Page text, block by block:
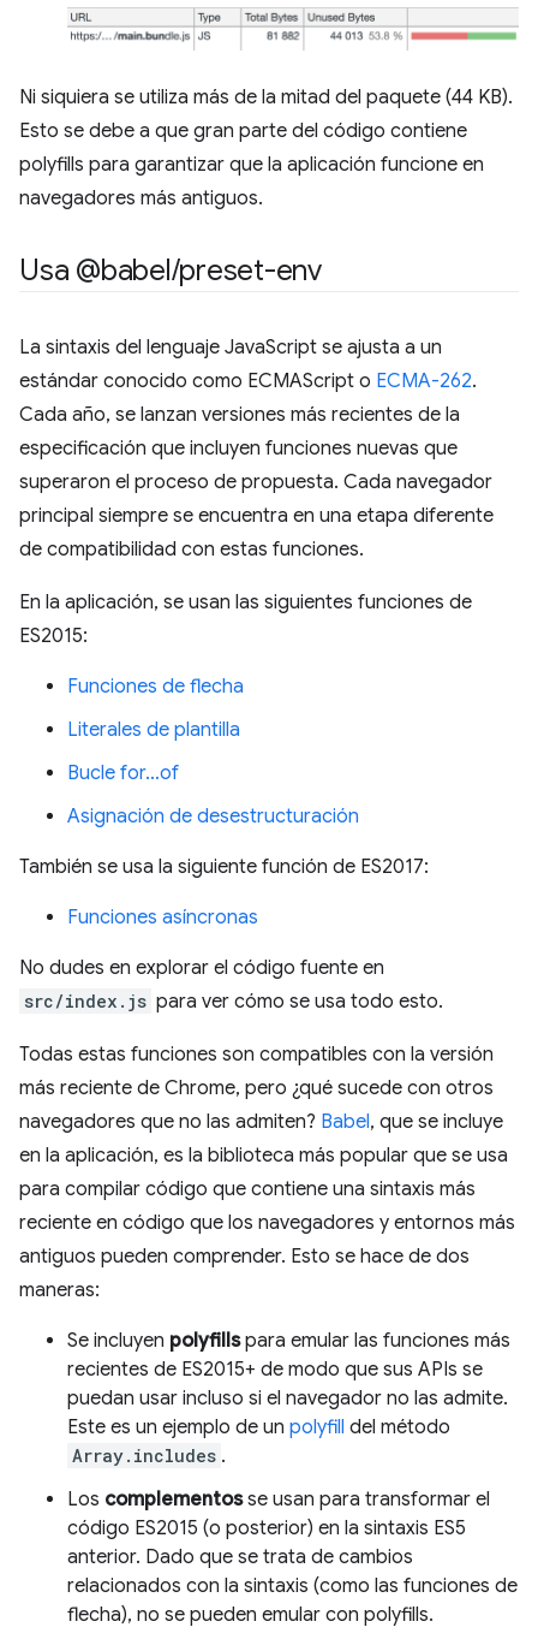
Ni siquiera se utiliza más de la mitad del paquete (44 KB).
Esto se debe a que gran parte del código contiene
polyfills para garantizar que la aplicación funcione en
navegadores más antiguos.
Usa @babel/preset-env
La sintaxis del lenguaje JavaScript se ajusta a un
estándar conocido como ECMAScript o ECMA-262.
Cada año, se lanzan versiones más recientes de la
especificación que incluyen funciones nuevas que
superaron el proceso de propuesta. Cada navegador
principal siempre se encuentra en una etapa diferente
de compatibilidad con estas funciones.
En la aplicación, se usan las siguientes funciones de
ES2015:
Funciones de flecha
Literales de plantilla
Bucle for…of
Asignación de desestructuración
También se usa la siguiente función de ES2017:
Funciones asíncronas
No dudes en explorar el código fuente en
src/index.js para ver cómo se usa todo esto.
Todas estas funciones son compatibles con la versión
más reciente de Chrome, pero ¿qué sucede con otros
navegadores que no las admiten? Babel, que se incluye
en la aplicación, es la biblioteca más popular que se usa
para compilar código que contiene una sintaxis más
reciente en código que los navegadores y entornos más
antiguos pueden comprender. Esto se hace de dos
maneras:
Se incluyen polyfillspara emular las funciones más
recientes de ES2015+ de modo que sus APIs se
puedan usar incluso si el navegador no las admite.
Este es un ejemplo de un polyfill del método
Array.includes .
Los complementosse usan para transformar el
código ES2015 (o posterior) en la sintaxis ES5
anterior. Dado que se trata de cambios
relacionados con la sintaxis (como las funciones de
flecha), no se pueden emular con polyfills.